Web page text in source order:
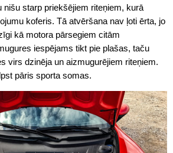
nišu starp priekšējiem riteņiem, kurā
koferis. Tā atvēršana nav ļoti ērta, jo
kā motora pārsegiem citām
iespējams tikt pie plašas, taču
virs dzinēja un aizmugurējiem riteņiem.
pāris sporta somas.